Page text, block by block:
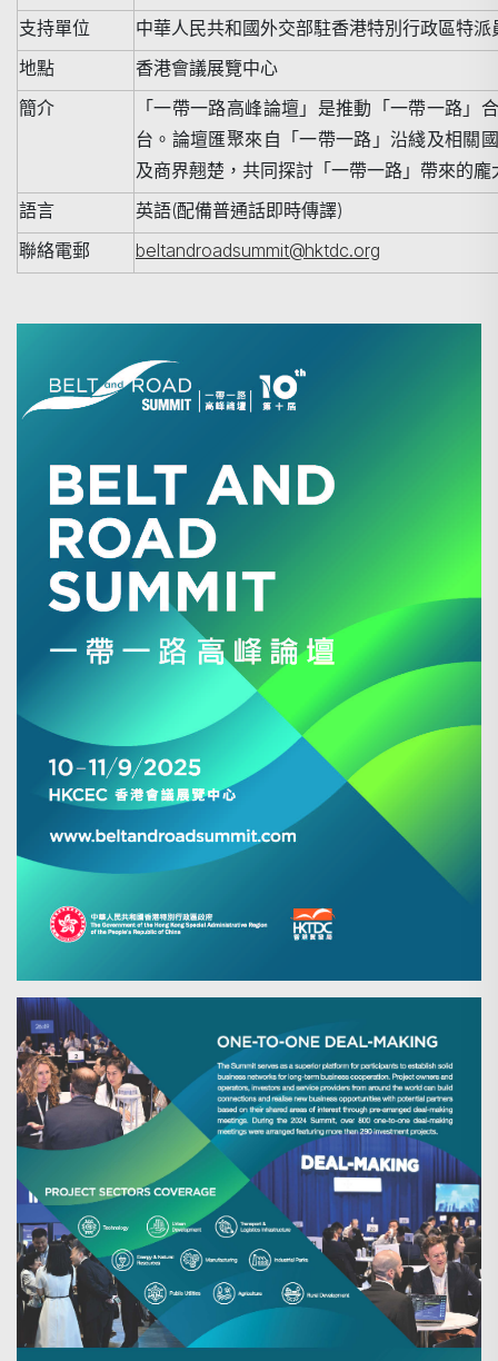
支持單位
中華人民共和國外交部駐香港特別行政區特派
地點
香港會議展覽中心
簡介
「一帶一路高峰論壇」是推動「一帶一路」
台。論壇匯聚來自「一帶一路」沿綫及相關
及商界翹楚，共同探討「一帶一路」帶來的龐
語言
英語(配備普通話即時傳譯)
聯絡電郵
beltandroadsummit@hktdc.org